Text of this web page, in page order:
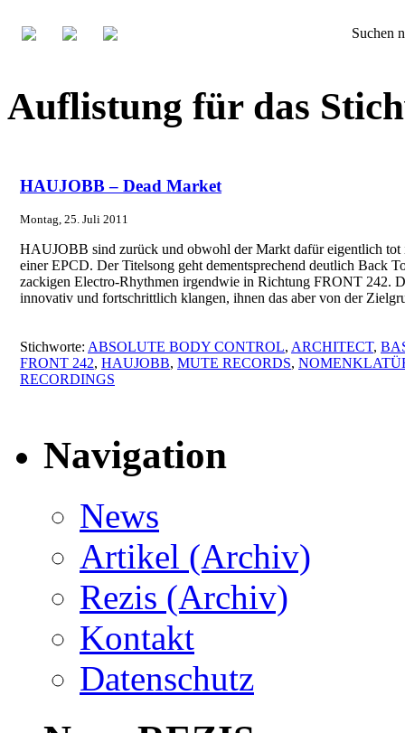
Suchen
Auflistung für das
HAUJOBB – Dead Market
Montag, 25. Juli 2011
HAUJOBB sind zurück und obwohl der Markt dafür eigentlich tot
einer EPCD. Der Titelsong geht dementsprechend deutlich Back
zackigen Electro-Rhythmen irgendwie in Richtung FRONT 242.
innovativ und fortschrittlich klangen, ihnen das aber von der
Stichworte: ABSOLUTE BODY CONTROL, ARCHITECT,
FRONT 242, HAUJOBB, MUTE RECORDS,
RECORDINGS
Navigation
News
Artikel (Archiv)
Rezis (Archiv)
Kontakt
Datenschutz